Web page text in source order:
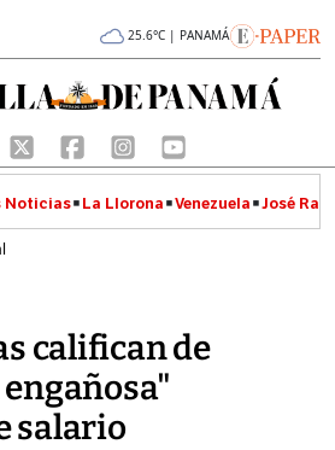
25.6°C | PANAMÁ
Noticias La Llorona Venezuela José
califican de
salario